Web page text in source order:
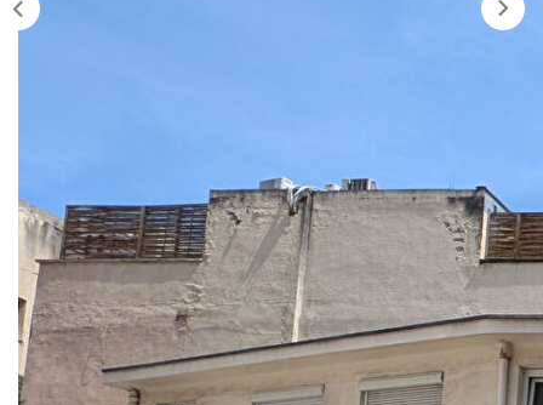
CONTACT
EXTRANET
Extranet Syndic Et Gestion Locative
Extranet Vendeur/acquéreur
Extranet Syndic Estale
Description
Réf : DR-V6484
Opportunité d'investissement à Colombes ! Idéalement